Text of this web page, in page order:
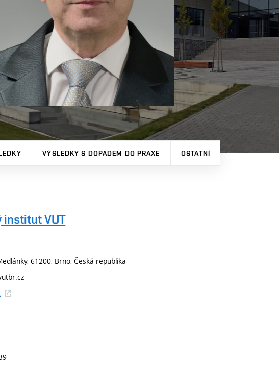
VÝSLEDKY S DOPADEM DO PRAXE OSTATNÍ
institut VUT
61200, Brno, Česká republika